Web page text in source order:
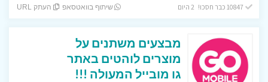
שיתוף בוואטסאפ העתק URL
מבצעים משתנים על
מוצרים לוהטים באתר
גו מובייל המעולה !!!